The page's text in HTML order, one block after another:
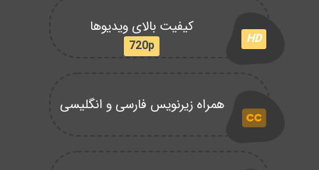
HD
کیفیت بالای ویدیوها
720p
همراه زیرنویس فارسی و انگلیسی